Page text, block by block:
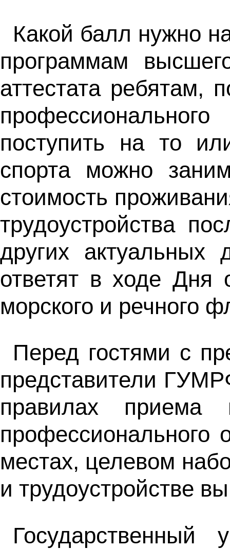
Какой балл нужно
программам
аттестата ребятам,
поступить на то
спорта можно
стоимость
трудоустройства
других
ответят в ходе Дня
морского и речного
Перед гостями с
представители
правилах
профессионального
местах, целевом
и трудоустройстве